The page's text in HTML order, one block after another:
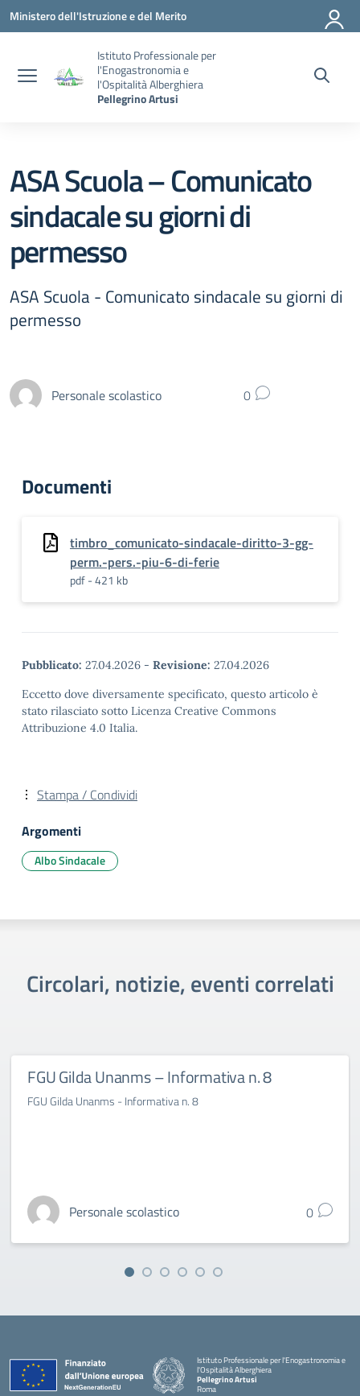
Vai ai contenuti
Vai al menu di navigazione
Vai al footer
Ministero dell'Istruzione e del Merito
Istituto Professionale per
l'Enogastronomia e
l'Ospitalità Alberghiera
Pellegrino Artusi
ASA Scuola – Comunicato
sindacale su giorni di
permesso
ASA Scuola - Comunicato sindacale su giorni di
permesso
Personale scolastico 0
Documenti
timbro_comunicato-sindacale-diritto-3-gg-
perm.-pers.-piu-6-di-ferie
pdf - 421 kb
Pubblicato: 27.04.2026 - Revisione: 27.04.2026
Eccetto dove diversamente specificato, questo articolo è
stato rilasciato sotto Licenza Creative Commons
Attribuzione 4.0 Italia.
Stampa / Condividi
Argomenti
Albo Sindacale
Circolari, notizie, eventi correlati
FGU Gilda Unanms – Informativa n. 8
FGU Gilda Unanms - Informativa n. 8
Personale scolastico 0
Istituto Professionale per l'Enogastronomia e
l'Ospitalità Alberghiera
Pellegrino Artusi
Roma